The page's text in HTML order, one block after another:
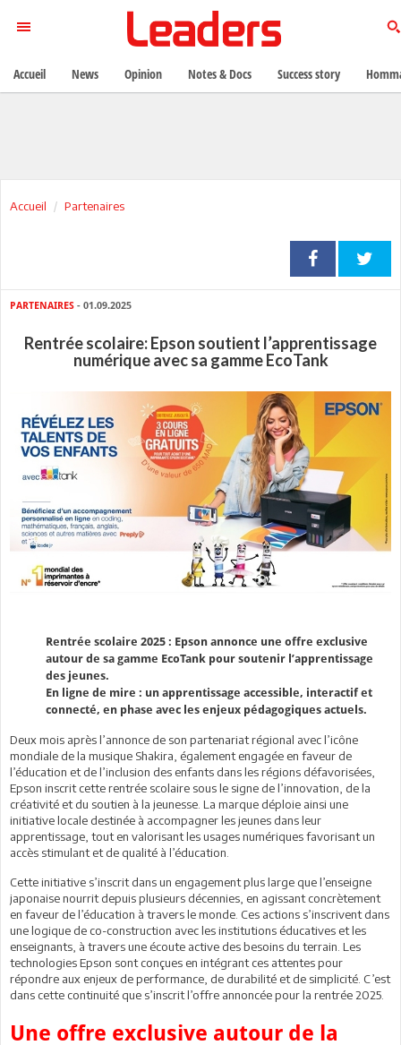
Accueil Partenaires
PARTENAIRES - 01.09.2025
Rentrée scolaire: Epson soutient l’apprentissage
numérique avec sa gamme EcoTank
Rentrée scolaire 2025 : Epson annonce une offre exclusive
autour de sa gamme EcoTank pour soutenir l’apprentissage
des jeunes.
En ligne de mire : un apprentissage accessible, interactif et
connecté, en phase avec les enjeux pédagogiques actuels.
Deux mois après l’annonce de son partenariat régional avec l’icône
mondiale de la musique Shakira, également engagée en faveur de
l’éducation et de l’inclusion des enfants dans les régions défavorisées,
Epson inscrit cette rentrée scolaire sous le signe de l’innovation, de la
créativité et du soutien à la jeunesse. La marque déploie ainsi une
initiative locale destinée à accompagner les jeunes dans leur
apprentissage, tout en valorisant les usages numériques favorisant un
accès stimulant et de qualité à l’éducation.
Cette initiative s’inscrit dans un engagement plus large que l’enseigne
japonaise nourrit depuis plusieurs décennies, en agissant concrètement
en faveur de l’éducation à travers le monde. Ces actions s’inscrivent dans
une logique de co-construction avec les institutions éducatives et les
enseignants, à travers une écoute active des besoins du terrain. Les
technologies Epson sont conçues en intégrant ces attentes pour
répondre aux enjeux de performance, de durabilité et de simplicité. C’est
dans cette continuité que s’inscrit l’offre annoncée pour la rentrée 2025.
Une offre exclusive autour de la
Accueil News Opinion Notes & Docs Success story